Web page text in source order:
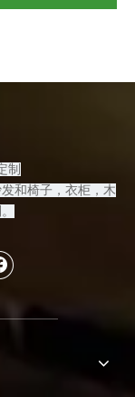
制
和椅子，衣柜，木
。